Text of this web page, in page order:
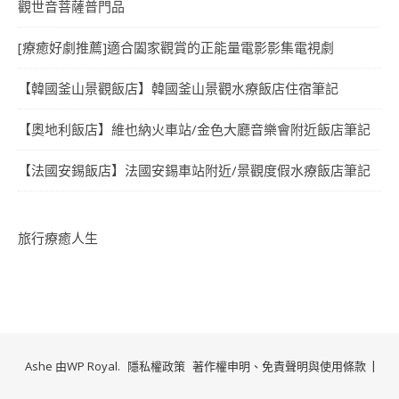
觀世音菩薩普門品
[療癒好劇推薦]適合闔家觀賞的正能量電影影集電視劇
【韓國釜山景觀飯店】韓國釜山景觀水療飯店住宿筆記
【奧地利飯店】維也納火車站/金色大廳音樂會附近飯店筆記
【法國安錫飯店】法國安錫車站附近/景觀度假水療飯店筆記
旅行療癒人生
隱私權政策 著作權申明、免責聲明與使用條款
Ashe 由WP Royal.